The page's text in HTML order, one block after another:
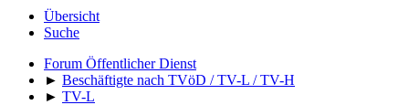
Übersicht
Suche
Forum Öffentlicher Dienst
► Beschäftigte nach TVöD / TV-L / TV-H
► TV-L